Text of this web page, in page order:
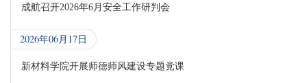
成航召开2026年6月安全工作研判会
2026年06月17日
新材料学院开展师德师风建设专题党课